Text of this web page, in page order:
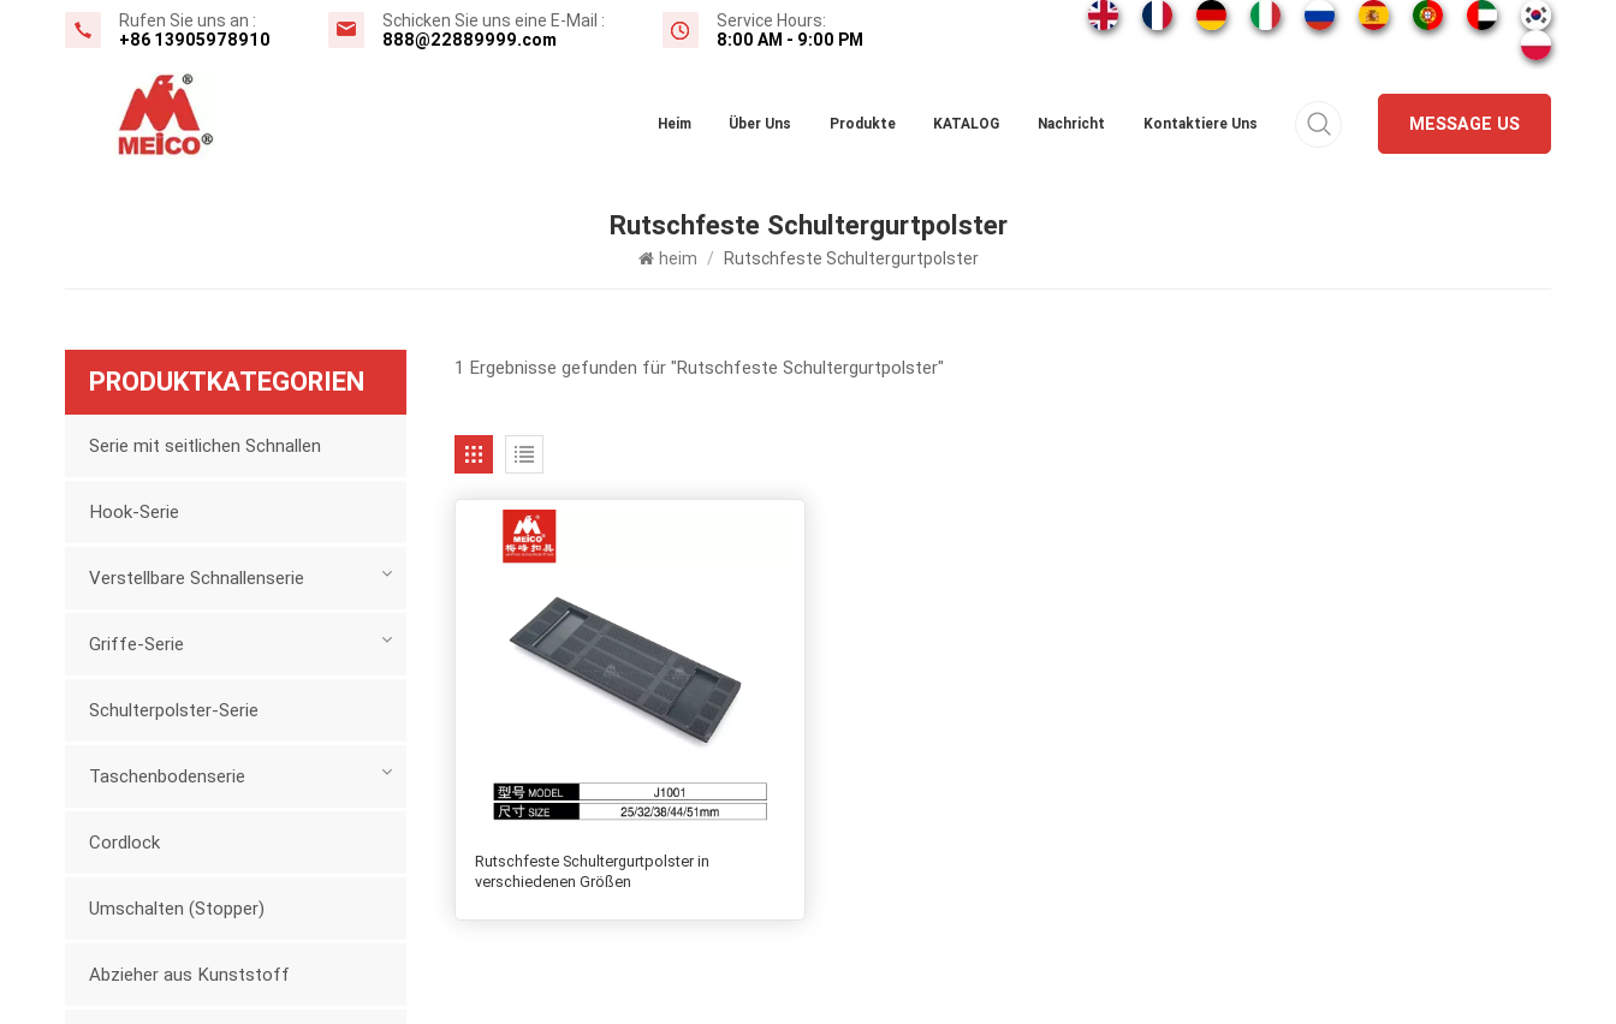
Rufen Sie uns an :
+86 13905978910
Schicken Sie uns eine E-Mail :
888@22889999.com
Service Hours:
8:00 AM - 9:00 PM
Heim Über Uns Produkte KATALOG Nachricht Kontaktiere Uns MESSAGE US
Rutschfeste Schultergurtpolster
heim / Rutschfeste Schultergurtpolster
1 Ergebnisse gefunden für "Rutschfeste Schultergurtpolster"
Rutschfeste Schultergurtpolster in
verschiedenen Größen
PRODUKTKATEGORIEN
Serie mit seitlichen Schnallen
Hook-Serie
Verstellbare Schnallenserie
Griffe-Serie
Schulterpolster-Serie
Taschenbodenserie
Cordlock
Umschalten (Stopper)
Abzieher aus Kunststoff